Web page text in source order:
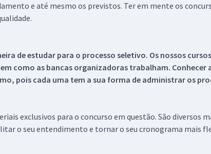
e até mesmo os previstos. Ter em mente os
de estudar para o processo seletivo. Os nossos
como as bancas organizadoras trabalham.
pois cada uma tem a sua forma de administrar os
exclusivos para o concurso em questão. São
o seu entendimento e tornar o seu cronograma mais